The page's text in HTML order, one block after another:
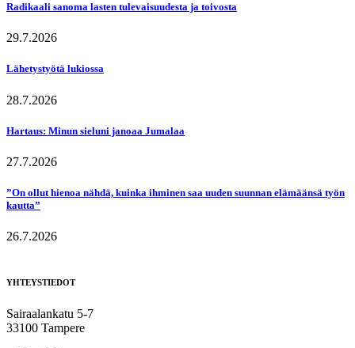
Radikaali sanoma lasten tulevaisuudesta ja toivosta
29.7.2026
Lähetystyötä lukiossa
28.7.2026
Hartaus: Minun sieluni janoaa Jumalaa
27.7.2026
”On ollut hienoa nähdä, kuinka ihminen saa uuden suunnan elämäänsä työn
kautta”
26.7.2026
YHTEYSTIEDOT
Sairaalankatu 5-7
33100 Tampere